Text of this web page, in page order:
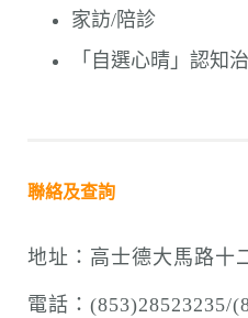
家訪/陪診
「自選心晴」認知
聯絡及查詢
地址：高士德大馬路十
電話：(853)28523235/